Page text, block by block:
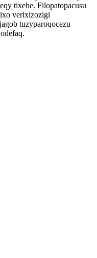
tixehe. Filopatopacusu
verixizozigi
tuzyparoqocezu